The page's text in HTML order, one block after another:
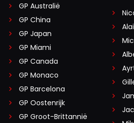
GP Australië
GP China
GP Japan
GP Miami
GP Canada
GP Monaco
GP Barcelona
GP Oostenrijk
GP Groot-Brittannië